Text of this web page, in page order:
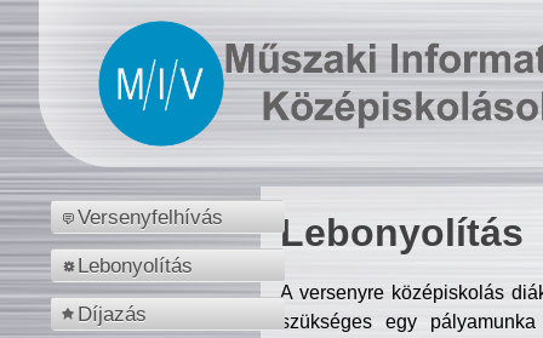
Versenyfelhívás
Lebonyolítás
Díjazás
Lebonyolítás
A versenyre középiskolás
szükséges egy